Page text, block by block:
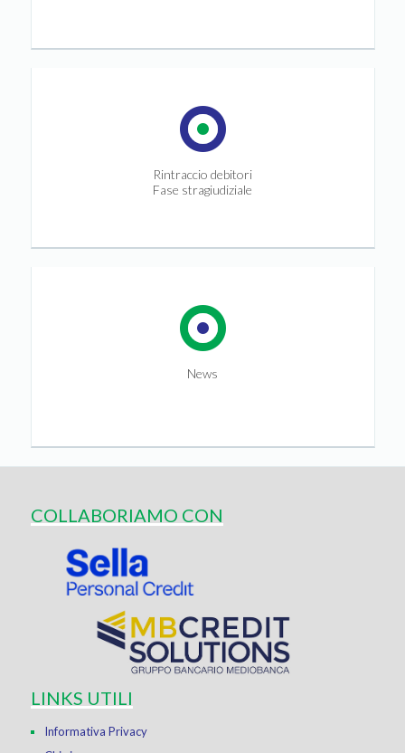
Rintraccio debitori
Fase stragiudiziale
News
COLLABORIAMO CON
LINKS UTILI
Informativa Privacy